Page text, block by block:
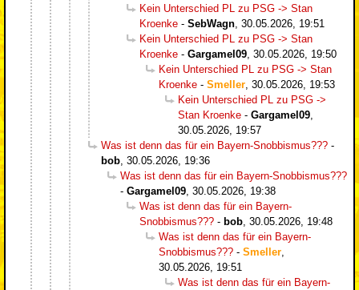
Kein Unterschied PL zu PSG -> Stan
Kroenke - SebWagn 30.05.2026, 19:51
Kein Unterschied PL zu PSG -> Stan
Kroenke - Gargamel09 30.05.2026, 19:50
Kein Unterschied PL zu PSG -> Stan
Kroenke - Smeller 30.05.2026, 19:53
Kein Unterschied PL zu PSG ->
Stan Kroenke - Gargamel09
30.05.2026, 19:57
Was ist denn das für ein Bayern-Snobbismus??? -
bob 30.05.2026, 19:36
Was ist denn das für ein Bayern-Snobbismus???
- Gargamel09 30.05.2026, 19:38
Was ist denn das für ein Bayern-
Snobbismus??? - bob 30.05.2026, 19:48
Was ist denn das für ein Bayern-
Snobbismus??? - Smeller
30.05.2026, 19:51
Was ist denn das für ein Bayern-